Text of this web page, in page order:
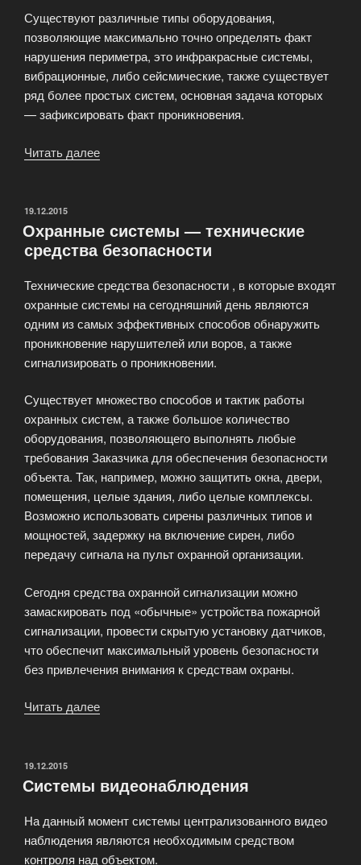
Существуют различные типы оборудования,
позволяющие максимально точно определять факт
нарушения периметра, это инфракрасные системы,
вибрационные, либо сейсмические, также существует
ряд более простых систем, основная задача которых
— зафиксировать факт проникновения.
Читать далее
ОПУБЛИКОВАНО
19.12.2015
Охранные системы — технические
средства безопасности
Технические средства безопасности , в которые входят
охранные системы на сегодняшний день являются
одним из самых эффективных способов обнаружить
проникновение нарушителей или воров, а также
сигнализировать о проникновении.
Существует множество способов и тактик работы
охранных систем, а также большое количество
оборудования, позволяющего выполнять любые
требования Заказчика для обеспечения безопасности
объекта. Так, например, можно защитить окна, двери,
помещения, целые здания, либо целые комплексы.
Возможно использовать сирены различных типов и
мощностей, задержку на включение сирен, либо
передачу сигнала на пульт охранной организации.
Сегодня средства охранной сигнализации можно
замаскировать под «обычные» устройства пожарной
сигнализации, провести скрытую установку датчиков,
что обеспечит максимальный уровень безопасности
без привлечения внимания к средствам охраны.
Читать далее
средства
ОПУБЛИКОВАНО
19.12.2015
Системы видеонаблюдения
На данный момент системы централизованного видео
наблюдения являются необходимым средством
контроля над объектом.